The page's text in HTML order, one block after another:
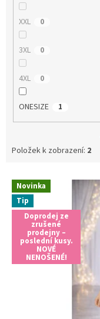
XXL 0
3XL 0
4XL 0
ONESIZE 1
Položek k zobrazení: 2
V
p
Novinka
Tip
Doprodej ze
zrušené
prodejny –
poslední kusy.
NOVÉ
NENOŠENÉ!